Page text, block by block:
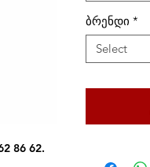
86 62.
ბრენდი *
Select